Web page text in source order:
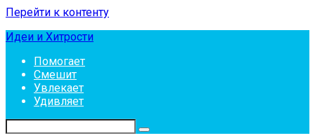
Перейти к контенту
Идеи и Хитрости
Помогает
Смешит
Увлекает
Удивляет